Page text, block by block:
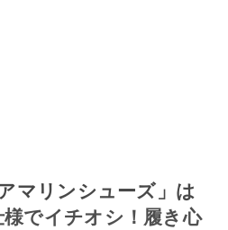
マリンシューズ」は
様でイチオシ！履き心